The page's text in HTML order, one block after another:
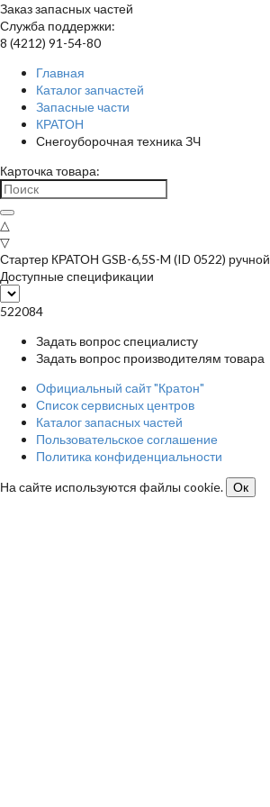
Заказ запасных частей
Служба поддержки:
8 (4212) 91-54-80
Главная
Каталог запчастей
Запасные части
КРАТОН
Снегоуборочная техника ЗЧ
Карточка товара:
△
▽
Стартер КРАТОН GSB-6,5S-M (ID 0522) ручной
Доступные спецификации
522084
Задать вопрос специалисту
Задать вопрос производителям товара
Официальный сайт "Кратон"
Список сервисных центров
Каталог запасных частей
Пользовательское соглашение
Политика конфиденциальности
На сайте используются файлы cookie.
Ок